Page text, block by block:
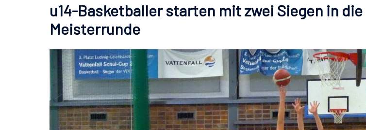
u14-Basketballer starten mit zwei Siegen in die
Meisterrunde